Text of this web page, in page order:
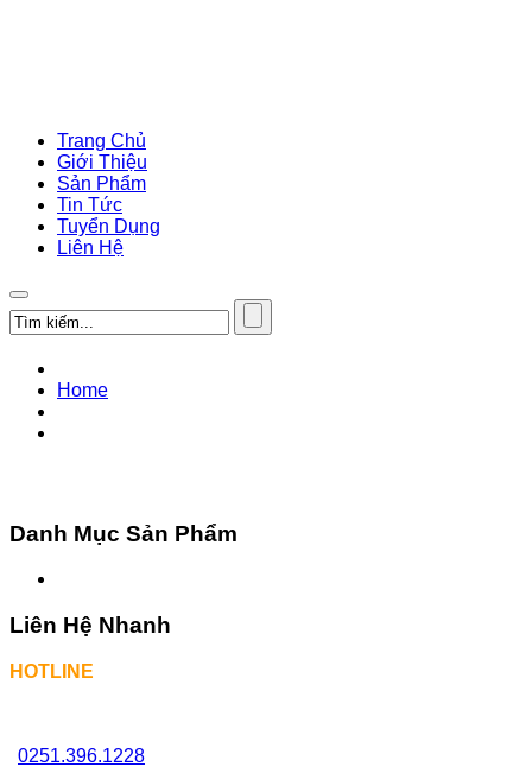
Trang Chủ
Giới Thiệu
Sản Phẩm
Tin Tức
Tuyển Dụng
Liên Hệ
Home
Danh Mục Sản Phẩm
Liên Hệ Nhanh
HOTLINE
0251.396.1228